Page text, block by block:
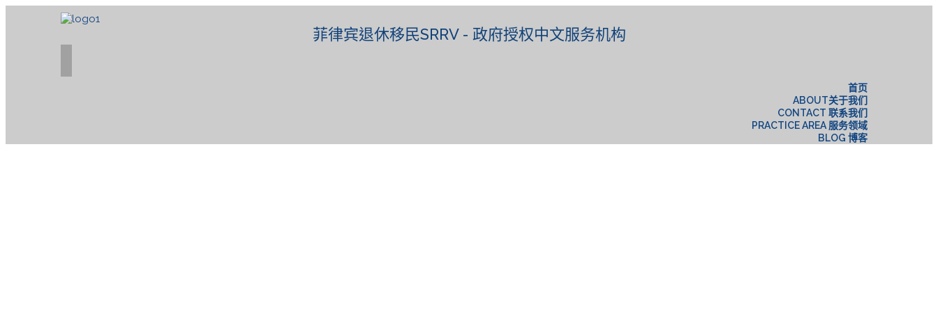
菲律宾退休移民SRRV - 政府授权中文服务机构
首页
ABOUT关于我们
CONTACT 联系我们
PRACTICE AREA 服务领域
BLOG 博客